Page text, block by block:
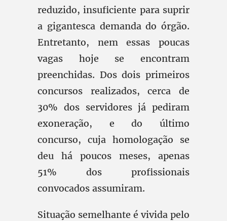
reduzido, insuficiente para suprir
a gigantesca demanda do órgão.
Entretanto, nem essas poucas
vagas hoje se encontram
preenchidas. Dos dois primeiros
concursos realizados, cerca de
30% dos servidores já pediram
exoneração, e do último
concurso, cuja homologação se
deu há poucos meses, apenas
51% dos profissionais
convocados assumiram.
Situação semelhante é vivida pelo